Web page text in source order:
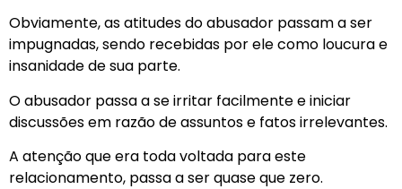
Obviamente, as atitudes do abusador passam a ser
impugnadas, sendo recebidas por ele como loucura e
insanidade de sua parte.
O abusador passa a se irritar facilmente e iniciar
discussões em razão de assuntos e fatos irrelevantes.
A atenção que era toda voltada para este
relacionamento, passa a ser quase que zero.